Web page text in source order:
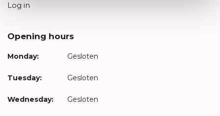
Log in
Opening hours
Monday: Gesloten
Tuesday: Gesloten
Wednesday: Gesloten